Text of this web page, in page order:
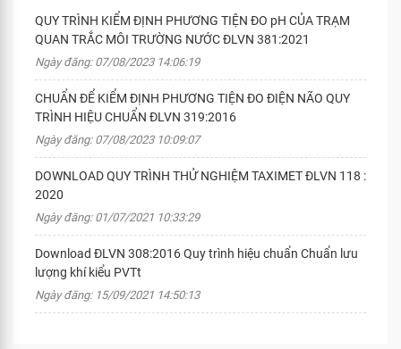
QUY TRÌNH KIỂM ĐỊNH PHƯƠNG TIỆN ĐO pH CỦA TRẠM
QUAN TRẮC MÔI TRƯỜNG NƯỚC ĐLVN 381:2021
Ngày đăng: 07/08/2023 14:06:19
CHUẨN ĐỂ KIỂM ĐỊNH PHƯƠNG TIỆN ĐO ĐIỆN NÃO QUY
TRÌNH HIỆU CHUẨN ĐLVN 319:2016
Ngày đăng: 07/08/2023 10:09:07
DOWNLOAD QUY TRÌNH THỬ NGHIỆM TAXIMET ĐLVN 118 :
2020
Ngày đăng: 01/07/2021 10:33:29
Download ĐLVN 308:2016 Quy trình hiệu chuẩn Chuẩn lưu
lượng khí kiểu PVTt
Ngày đăng: 15/09/2021 14:50:13